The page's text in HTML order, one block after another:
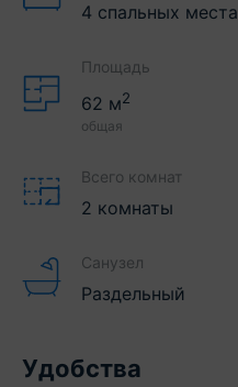
4 спальных места
Площадь
62 м2
общая
Всего комнат
2 комнаты
Санузел
Раздельный
Удобства